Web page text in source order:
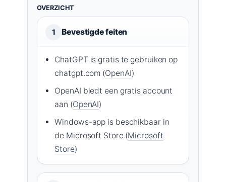
OVERZICHT
1 Bevestigde feiten
ChatGPT is gratis te gebruiken op
chatgpt.com (OpenAI)
OpenAI biedt een gratis account
aan (OpenAI)
Windows-app is beschikbaar in
de Microsoft Store (Microsoft
Store)